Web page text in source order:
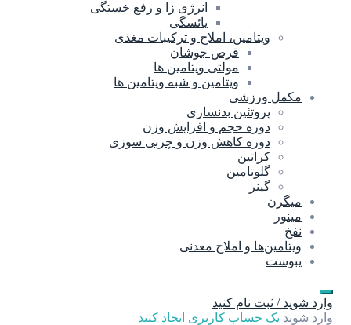
انرژی زا و رفع خستگی
یائسگی
ویتامین، املاح و ترکیبات مغذی
قرص جوشان
مولتی ویتامین ها
ویتامین و شبه ویتامین ها
مکمل ورزشی
پروتئین بدنسازی
دوره حجم و افزایش وزن
دوره کاهش وزن و چربی سوزی
کراتین
گلوتامین
گینر
میگرن
مینور
نفخ
ویتامین‌ها و املاح معدنی
یبوست
وارد شوید / ثبت نام کنید
وارد شوید یک حساب کاربری ایجاد کنید